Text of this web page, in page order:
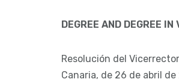
DEGREE AND DEGREE
Resolución del
Canaria, de 26 de abril